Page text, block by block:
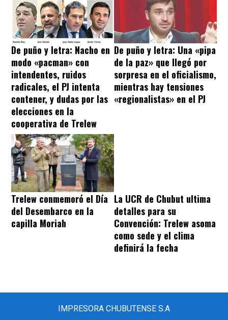
De puño y letra: Nacho en
modo «pacman» con
intendentes, ruidos
radicales, el PJ intenta
contener, y dudas por las
elecciones en la
cooperativa de Trelew
De puño y letra: Una «pipa
de la paz» que llegó por
sorpresa en el oficialismo,
mientras hay tensiones
«regionalistas» en el PJ
Trelew conmemoró el Día
del Desembarco en la
capilla Moriah
La UCR de Chubut ultima
detalles para su
Convención: Trelew asoma
como sede y el clima
definirá la fecha
IMPRESORA CHUBUTENSE S.A